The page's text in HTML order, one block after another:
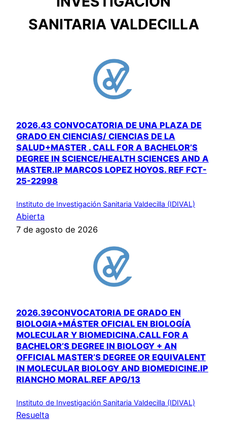
SANITARIA VALDECILLA
2026.43 CONVOCATORIA DE UNA PLAZA DE
GRADO EN CIENCIAS/ CIENCIAS DE LA
SALUD+MASTER . CALL FOR A BACHELOR’S
DEGREE IN SCIENCE/HEALTH SCIENCES AND A
MASTER.IP MARCOS LOPEZ HOYOS. REF FCT-
25-22998
Instituto de Investigación Sanitaria Valdecilla (IDIVAL)
Abierta
7 de agosto de 2026
2026.39CONVOCATORIA DE GRADO EN
BIOLOGIA+MÁSTER OFICIAL EN BIOLOGÍA
MOLECULAR Y BIOMEDICINA.CALL FOR A
BACHELOR’S DEGREE IN BIOLOGY + AN
OFFICIAL MASTER’S DEGREE OR EQUIVALENT
IN MOLECULAR BIOLOGY AND BIOMEDICINE.IP
RIANCHO MORAL.REF APG/13
Instituto de Investigación Sanitaria Valdecilla (IDIVAL)
Resuelta